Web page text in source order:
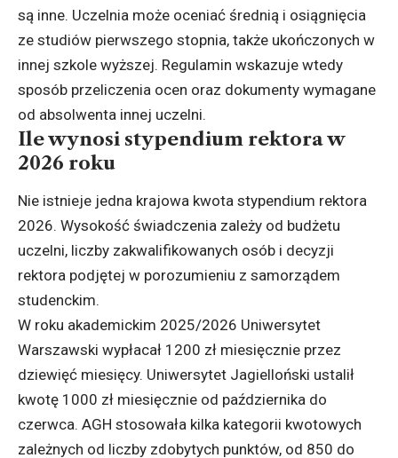
są inne. Uczelnia może oceniać średnią i osiągnięcia
ze studiów pierwszego stopnia, także ukończonych w
innej szkole wyższej. Regulamin wskazuje wtedy
sposób przeliczenia ocen oraz dokumenty wymagane
od absolwenta innej uczelni.
Ile wynosi stypendium rektora w
2026 roku
Nie istnieje jedna krajowa kwota stypendium rektora
2026. Wysokość świadczenia zależy od budżetu
uczelni, liczby zakwalifikowanych osób i decyzji
rektora podjętej w porozumieniu z samorządem
studenckim.
W roku akademickim 2025/2026 Uniwersytet
Warszawski wypłacał 1200 zł miesięcznie przez
dziewięć miesięcy. Uniwersytet Jagielloński ustalił
kwotę 1000 zł miesięcznie od października do
czerwca. AGH stosowała kilka kategorii kwotowych
zależnych od liczby zdobytych punktów, od 850 do